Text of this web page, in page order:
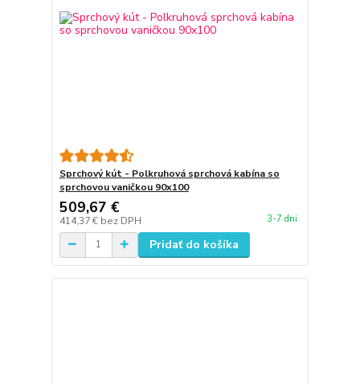
Sprchový kút - Polkruhová sprchová kabína so
sprchovou vaničkou 90x100
509,67 €
414,37 € bez DPH 3-7 dni
Pridať do košíka